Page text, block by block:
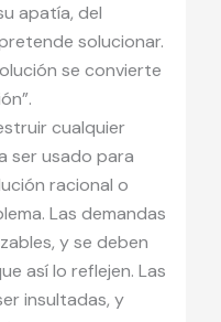
apatía, del
solucionar.
se convierte
cualquier
ser usado para
racional o
Las demandas
y se deben
así lo reflejen. Las
insultadas, y